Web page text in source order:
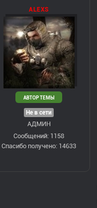
ALEXS
АВТОР ТЕМЫ
Не в сети
АДМИН
Сообщений: 1158
Спасибо получено: 14633